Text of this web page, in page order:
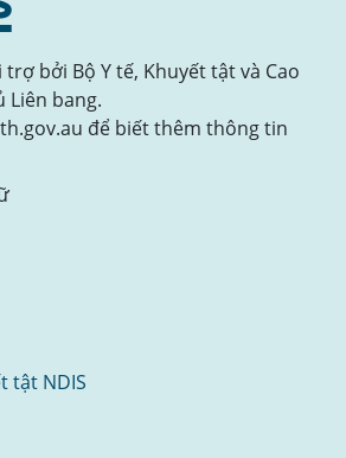
bởi Bộ Y tế, Khuyết tật và Cao
Liên bang.
để biết thêm thông tin
tật NDIS